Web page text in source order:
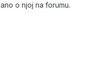
o njoj na forumu.